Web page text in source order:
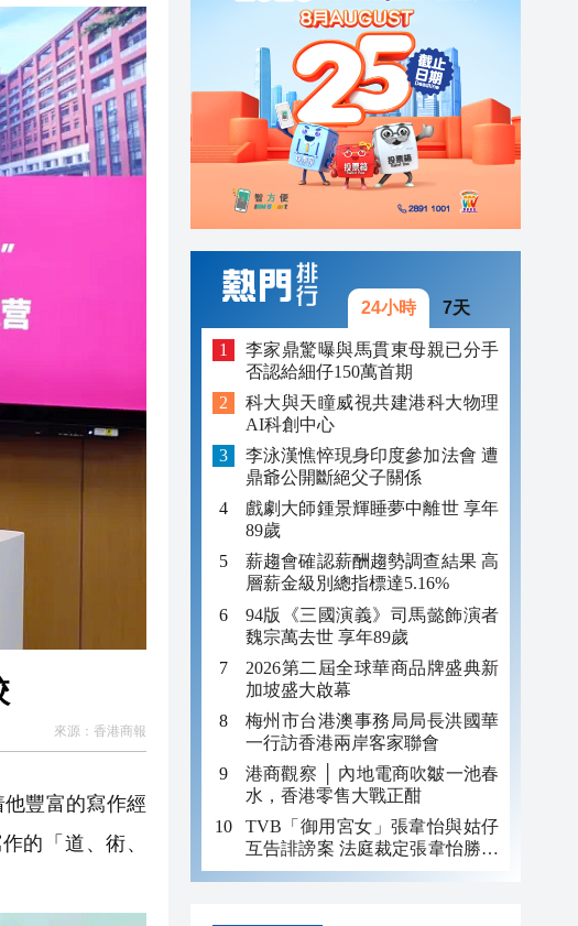
19:54
19:52
19:37
20:02
19:52
來源： 香港商報
豐富的寫作經
的「道、術、
24小時 7天
李家鼎驚曝與馬貫東母親已分手
否認給細仔150萬首期
科大與天瞳威視共建港科大物理
AI科創中心
李泳漢憔悴現身印度參加法會 遭
鼎爺公開斷絕父子關係
戲劇大師鍾景輝睡夢中離世 享年
89歲
薪趨會確認薪酬趨勢調查結果 高
層薪金級別總指標達5.16%
94版《三國演義》司馬懿飾演者
魏宗萬去世 享年89歲
2026第二屆全球華商品牌盛典新
加坡盛大啟幕
梅州市台港澳事務局局長洪國華
一行訪香港兩岸客家聯會
港商觀察 │ 內地電商吹皺一池春
水，香港零售大戰正酣
TVB「御用宮女」張韋怡與姑仔
互告誹謗案 法庭裁定張韋怡勝訴
並獲312萬賠償